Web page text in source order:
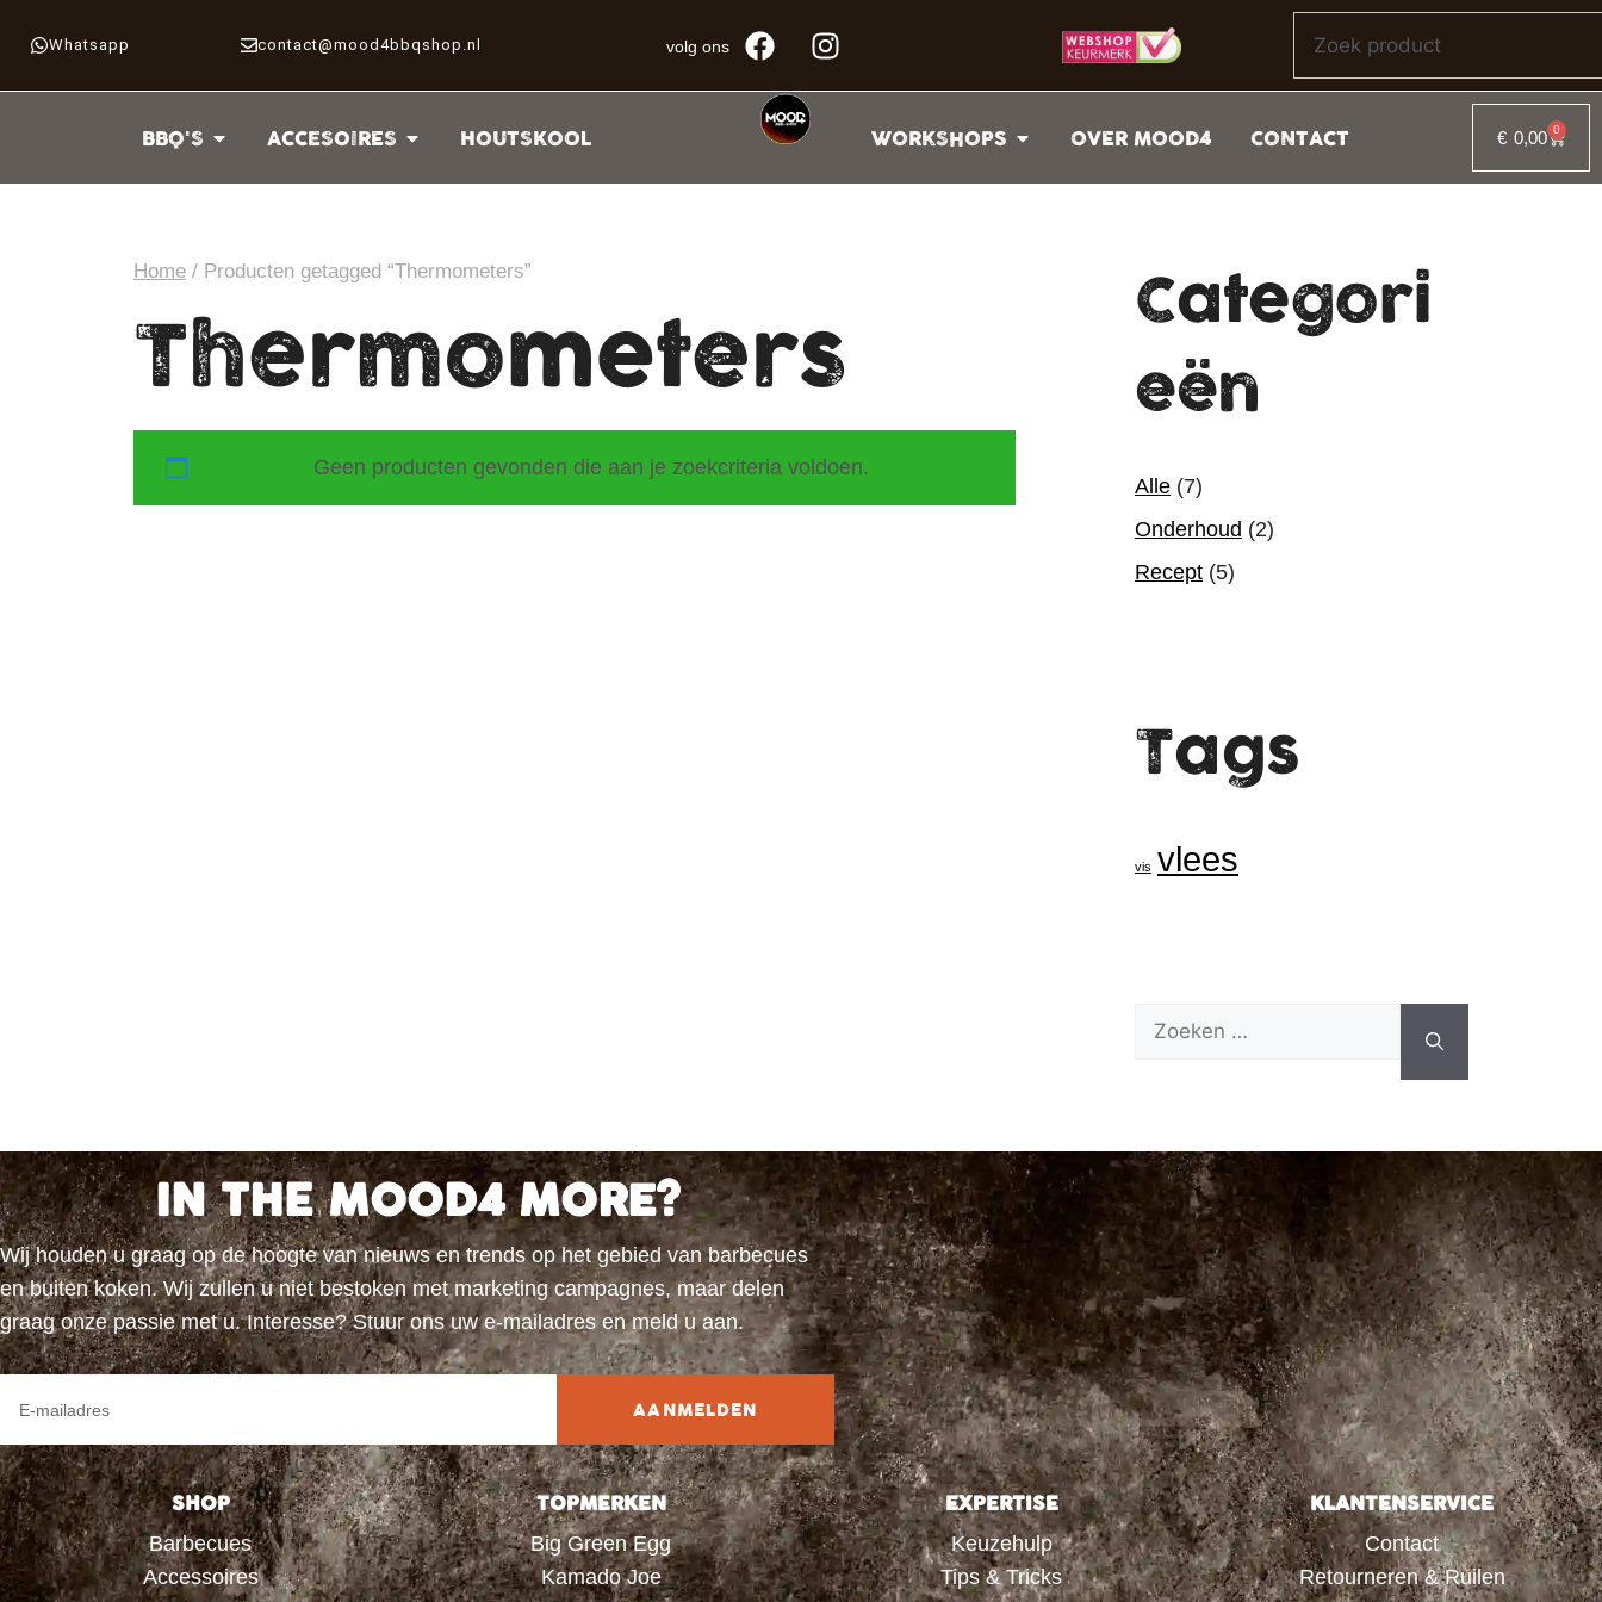
Whatsapp contact@mood4bbqshop.nl volg ons
BBQ'S ACCESOIRES HOUTSKOOL WORKSHOPS OVER MOOD4 CONTACT € 0,00 0
Home / Producten getagged “Thermometers”
Thermometers
Geen producten gevonden die aan je zoekcriteria voldoen.
Categori
eën
Alle (7)
Onderhoud (2)
Recept (5)
Tags
vis vlees
IN THE MOOD4 MORE?
Wij houden u graag op de hoogte van nieuws en trends op het gebied van barbecues
en buiten koken. Wij zullen u niet bestoken met marketing campagnes, maar delen
graag onze passie met u. Interesse? Stuur ons uw e-mailadres en meld u aan.
AANMELDEN
SHOP
Barbecues
Accessoires
TOPMERKEN
Big Green Egg
Kamado Joe
EXPERTISE
Keuzehulp
Tips & Tricks
KLANTENSERVICE
Contact
Retourneren & Ruilen